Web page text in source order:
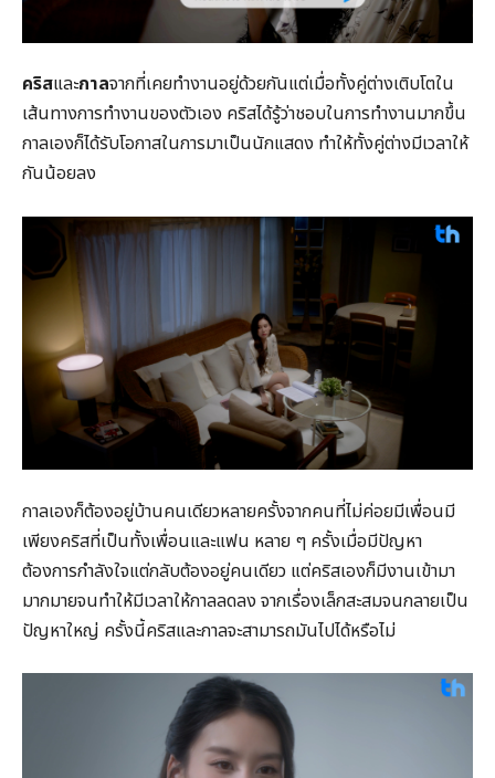
คริสและกาลจากที่เคยทำงานอยู่ด้วยกันแต่เมื่อทั้งคู่ต่างเติบโตใน
เส้นทางการทำงานของตัวเอง คริสได้รู้ว่าชอบในการทำงานมากขึ้น
กาลเองก็ได้รับโอกาสในการมาเป็นนักแสดง ทำให้ทั้งคู่ต่างมีเวลาให้
กันน้อยลง
กาลเองก็ต้องอยู่บ้านคนเดียวหลายครั้งจากคนที่ไม่ค่อยมีเพื่อนมี
เพียงคริสที่เป็นทั้งเพื่อนและแฟน หลาย ๆ ครั้งเมื่อมีปัญหา
ต้องการกำลังใจแต่กลับต้องอยู่คนเดียว แต่คริสเองก็มีงานเข้ามา
มากมายจนทำให้มีเวลาให้กาลลดลง จากเรื่องเล็กสะสมจนกลายเป็น
ปัญหาใหญ่ ครั้งนี้คริสและกาลจะสามารถมันไปได้หรือไม่